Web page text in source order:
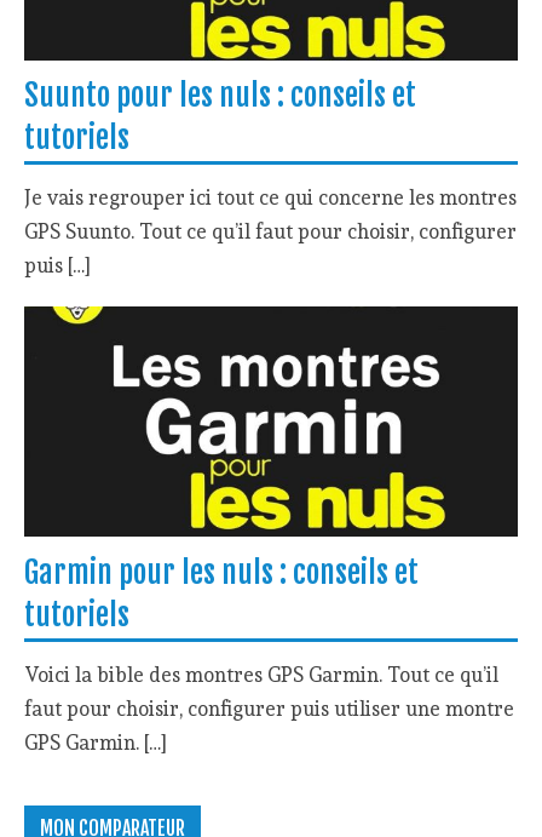
Suunto pour les nuls : conseils et
tutoriels
Je vais regrouper ici tout ce qui concerne les montres
GPS Suunto. Tout ce qu’il faut pour choisir, configurer
puis […]
Garmin pour les nuls : conseils et
tutoriels
Voici la bible des montres GPS Garmin. Tout ce qu’il
faut pour choisir, configurer puis utiliser une montre
GPS Garmin. […]
MON COMPARATEUR